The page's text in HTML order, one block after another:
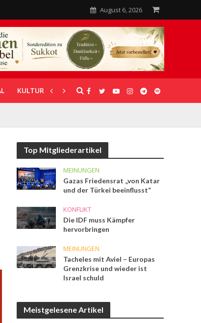
August 6, 2026
KULTUR UNTERSTÜTZUNG
Top Mitgliederartikel
MEINUNGEN
Gazas Friedensrat „von Katar
und der Türkei beeinflusst“
KONFLIKT
Die IDF muss Kämpfer
hervorbringen
MEINUNGEN
Tacheles mit Aviel – Europas
Grenzkrise und wieder ist
Israel schuld
Meistgelesene Artikel